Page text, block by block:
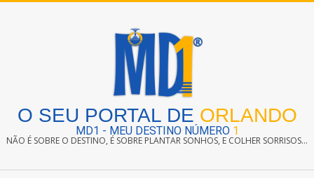
O SEU PORTAL DE ORLANDO
MD1 - MEU DESTINO NÚMERO 1
NÃO É SOBRE O DESTINO, É SOBRE PLANTAR SONHOS, E COLHER SORRISOS...